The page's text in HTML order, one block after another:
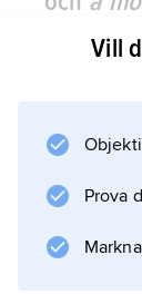
kärlekspil
Vill
Prova